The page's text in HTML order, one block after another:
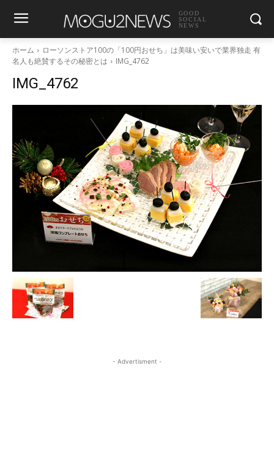
GOOD
SOCIAL
NEWS
ホーム
ローソンストア100の「100円おせち」は美味い安いで業界独走 有
名人も絶賛するその秘密とは
IMG_4762
IMG_4762
- Advertisment -